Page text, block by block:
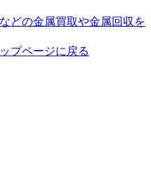
どの金属買取や金属回収を
プページに戻る